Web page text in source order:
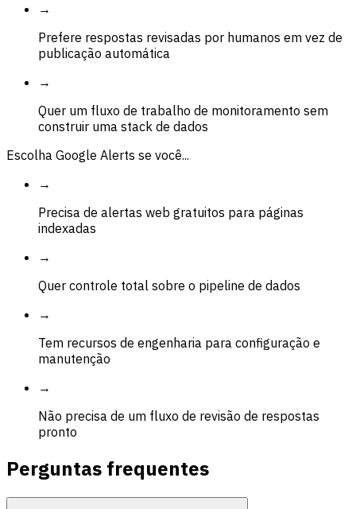
→
Prefere respostas revisadas por humanos em vez de
publicação automática
→
Quer um fluxo de trabalho de monitoramento sem
construir uma stack de dados
Escolha Google Alerts se você...
→
Precisa de alertas web gratuitos para páginas
indexadas
→
Quer controle total sobre o pipeline de dados
→
Tem recursos de engenharia para configuração e
manutenção
→
Não precisa de um fluxo de revisão de respostas
pronto
Perguntas frequentes